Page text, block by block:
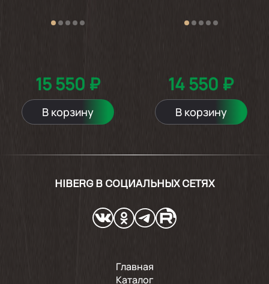
15 550 ₽
В корзину
14 550 ₽
В корзину
HIBERG В СОЦИАЛЬНЫХ СЕТЯХ
Главная
Каталог